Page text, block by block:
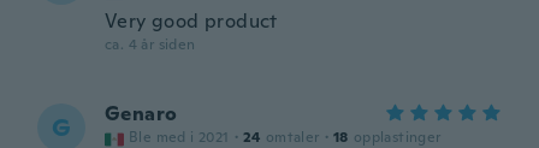
Very good product
ca. 4 år siden
G Genaro
Ble med i 2021 · 24 omtaler · 18 opplastinger